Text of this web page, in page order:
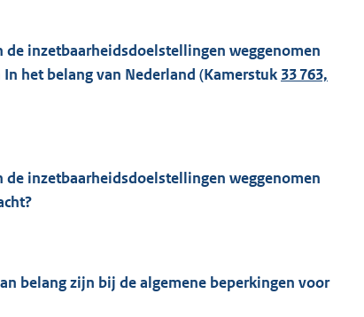
inzetbaarheidsdoelstellingen weggenomen
het belang van Nederland (Kamerstuk 33 763,
inzetbaarheidsdoelstellingen weggenomen
belang zijn bij de algemene beperkingen voor